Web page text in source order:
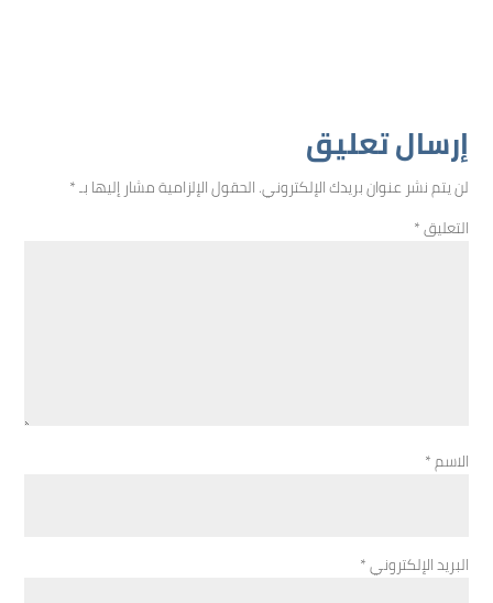
إرسال تعليق
لن يتم نشر عنوان بريدك الإلكتروني.الحقول الإلزامية مشار إليها بـ*
التعليق*
الاسم*
البريد الإلكتروني*